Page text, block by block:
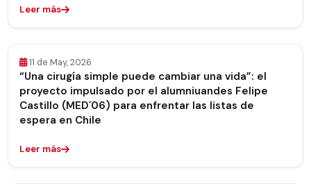
Leer más
11 de May, 2026
“Una cirugía simple puede cambiar una vida”: el
proyecto impulsado por el alumniuandes Felipe
Castillo (MED´06) para enfrentar las listas de
espera en Chile
Leer más